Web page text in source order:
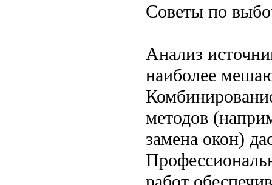
Советы по
Анализ
наиболее
методов
замена окон)